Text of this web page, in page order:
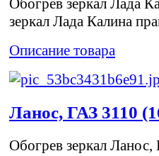
Обогрев зеркал Лада
зеркал Лада Калина
Описание товара
Ланос, ГАЗ 3110
Обогрев зеркал